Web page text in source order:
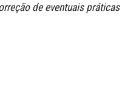
de eventuais